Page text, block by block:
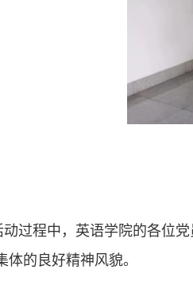
过程中，英语学院的各位
的良好精神风貌。